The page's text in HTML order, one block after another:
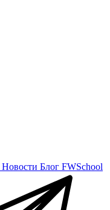
Новости Блог FWSchool